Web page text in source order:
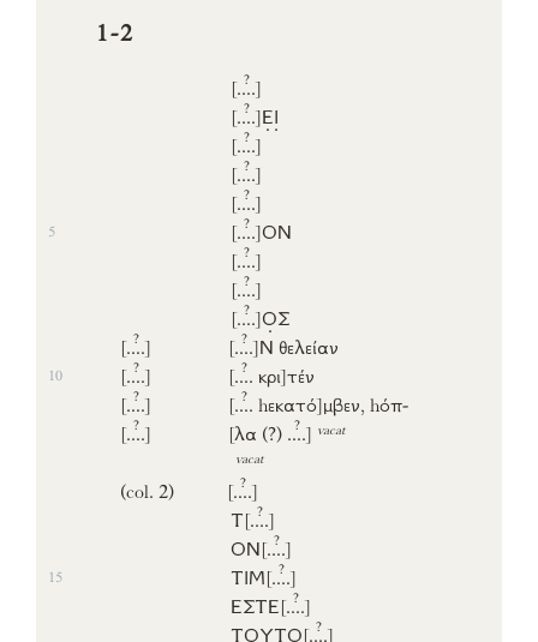
1-2
[..
?
..]
[..
?
..] Ε Ι
[..
?
..]
[..
?
..]
[..
?
..]
5 [..
?
..] ΟΝ
[..
?
..]
[..
?
..]
[..
?
..] Ο Σ
[..
?
..] [..
?
..] Ν θελείαν
10 [..
?
..] [..
?
.. κρι]τέν
[..
?
..] [..
?
.. hεκατό] μβεν hόπ-
[..
?
..] [λα (?) ..
?
..] vacat
vacat
(col. 2) [..
?
..]
Τ [..
?
..]
ΟΝ [..
?
..]
15 ΤΙΜ [..
?
..]
ΕΣΤΕ [..
?
..]
ΤΟΥΤΟ [..
?
..]